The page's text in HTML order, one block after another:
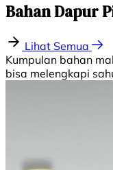
Bahan Dapur
Lihat Semua
Kumpulan bahan
bisa melengkapi